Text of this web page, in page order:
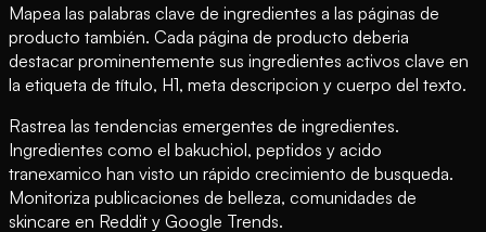
Mapea las palabras clave de ingredientes a las páginas de
producto también. Cada página de producto deberia
destacar prominentemente sus ingredientes activos clave en
la etiqueta de título, H1, meta descripcion y cuerpo del texto.
Rastrea las tendencias emergentes de ingredientes.
Ingredientes como el bakuchiol, peptidos y acido
tranexamico han visto un rápido crecimiento de busqueda.
Monitoriza publicaciones de belleza, comunidades de
skincare en Reddit y Google Trends.